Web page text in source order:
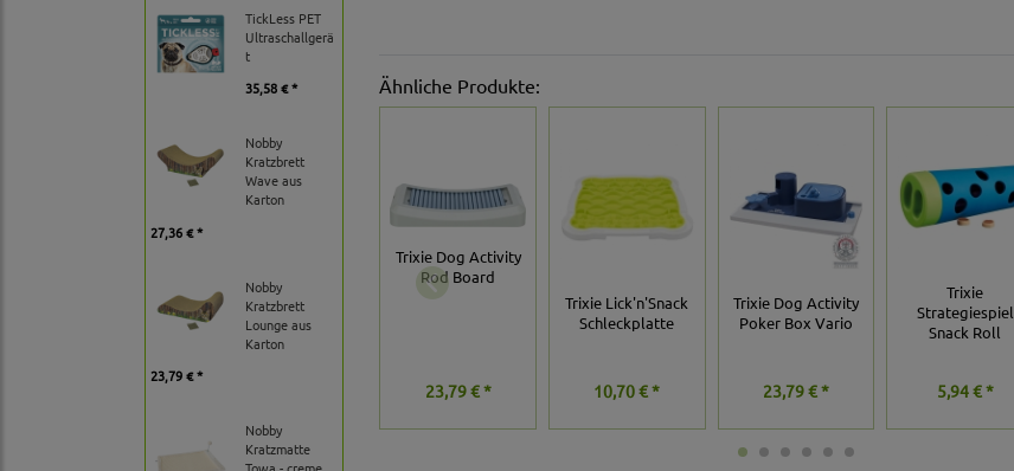
TickLess PET
Ultraschallgerä
t
35,58 € *
Nobby
Kratzbrett
Wave aus
Karton
27,36 € *
Nobby
Kratzbrett
Lounge aus
Karton
23,79 € *
Nobby
Kratzmatte
Towa - creme
Ähnliche Produkte:
Trixie Dog Activity
Rod Board
23,79 € *
Trixie Lick'n'Snack
Schleckplatte
10,70 € *
Trixie Dog Activity
Poker Box Vario
23,79 € *
Trixie
Strategiespiel
Snack Roll
5,94 € *